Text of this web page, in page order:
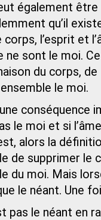
également être
qu’il
corps, l’esprit et
ne sont le moi.
du corps,
le moi.
conséquence
le moi et si
alors la
de supprimer le
du moi. Mais
le néant. Une
pas le néant en